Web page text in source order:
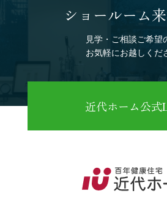
ショールーム
見学・ご相談ご希望
お気軽にお越しくだ
近代ホーム公